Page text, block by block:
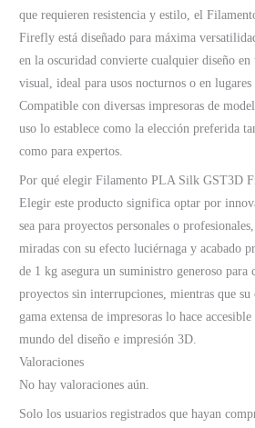
que requieren resistencia y estilo, el
Firefly está diseñado para máxima
en la oscuridad convierte cualquier diseño en
visual, ideal para usos nocturnos o en
Compatible con diversas impresoras de
uso lo establece como la elección preferida
como para expertos.
Por qué elegir Filamento PLA Silk GST3D
Elegir este producto significa optar por
sea para proyectos personales o
miradas con su efecto luciérnaga y acabado
de 1 kg asegura un suministro generoso
proyectos sin interrupciones, mientras que
gama extensa de impresoras lo hace
mundo del diseño e impresión 3D.
Valoraciones
No hay valoraciones aún.
Solo los usuarios registrados que hayan